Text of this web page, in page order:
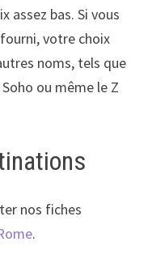
assez bas. Si vous
votre choix
noms, tels que
ou même le Z
nos fiches
.